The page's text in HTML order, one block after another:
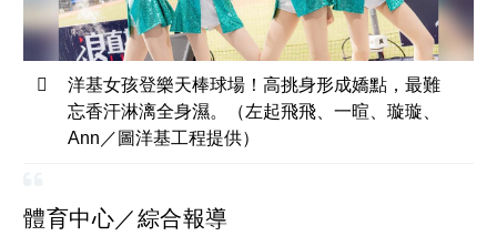
洋基女孩登樂天棒球場！高挑身形成嬌點，最難
忘香汗淋漓全身濕。（左起飛飛、一暄、璇璇、
Ann／圖洋基工程提供）
體育中心／綜合報導